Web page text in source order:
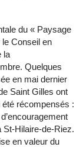
du « Paysage
Conseil en
la
Quelques
en mai dernier
Saint Gilles ont
été récompensés :
St-Hilaire-de-Riez.
en valeur du